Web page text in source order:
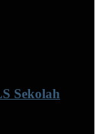
Sekolah